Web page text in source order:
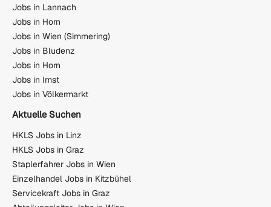
Jobs in Lannach
Jobs in Horn
Jobs in Wien (Simmering)
Jobs in Bludenz
Jobs in Horn
Jobs in Imst
Jobs in Völkermarkt
Aktuelle Suchen
HKLS Jobs in Linz
HKLS Jobs in Graz
Staplerfahrer Jobs in Wien
Einzelhandel Jobs in Kitzbühel
Servicekraft Jobs in Graz